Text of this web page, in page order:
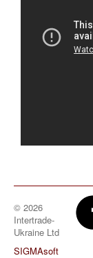
© 2026
Intertrade-
Ukraine Ltd
SIGMAsoft